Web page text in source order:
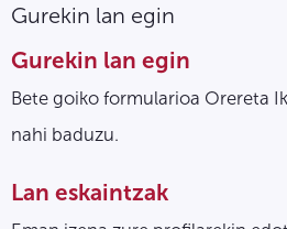
Gurekin lan egin
Gurekin lan egin
Bete goiko formularioa Orereta
nahi baduzu.
Lan eskaintzak